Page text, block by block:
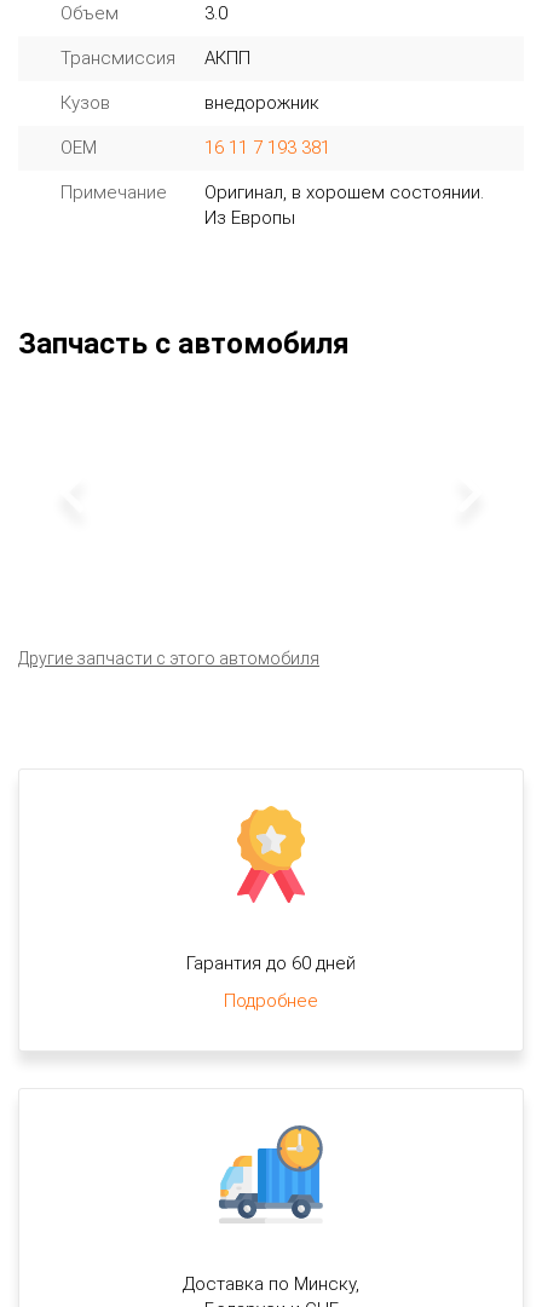
Объем 3.0
Трансмиссия АКПП
Кузов внедорожник
OEM 16 11 7 193 381
Примечание
Оригинал, в хорошем состоянии.
Из Европы
Запчасть с автомобиля
Другие запчасти с этого автомобиля
Гарантия до 60 дней
Подробнее
Доставка по Минску,